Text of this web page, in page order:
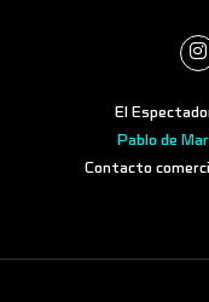
El
Pablo de
Contacto